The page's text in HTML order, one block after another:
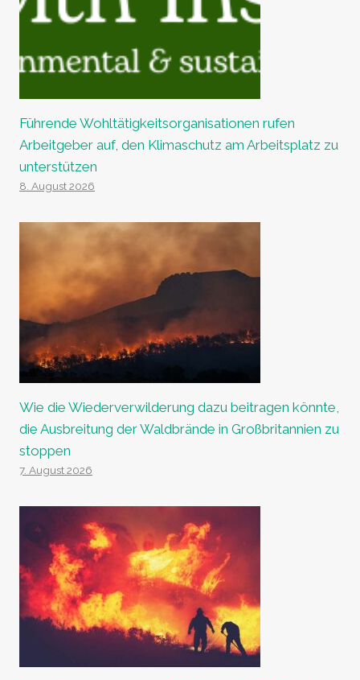
Führende Wohltätigkeitsorganisationen rufen
Arbeitgeber auf, den Klimaschutz am Arbeitsplatz zu
unterstützen
8. August 2026
Wie die Wiederverwilderung dazu beitragen könnte,
die Ausbreitung der Waldbrände in Großbritannien zu
stoppen
7. August 2026